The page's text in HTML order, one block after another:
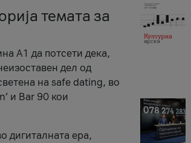
темата за
А1 да потсети дека,
дел од
на safe dating, во
и Bar 90 кои
дигиталната ера,